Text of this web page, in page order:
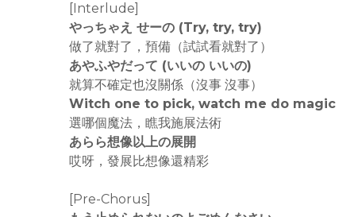
[Interlude]
やっちゃえ せーの (Try, try, try)
做了就對了，預備（試試看就對了）
あやふやだって (いいの いいの)
就算不確定也沒關係（沒事 沒事）
Witch one to pick, watch me do magic
選哪個魔法，瞧我施展法術
あらら想像以上の展開
哎呀，發展比想像還精彩
[Pre-Chorus]